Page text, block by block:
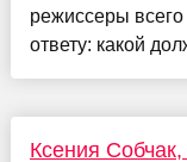
режиссеры
ответу: какой
Ксения